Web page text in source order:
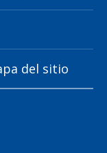
del sitio